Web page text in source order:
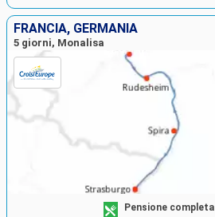
FRANCIA, GERMANIA
5 giorni, Monalisa
Pensione completa